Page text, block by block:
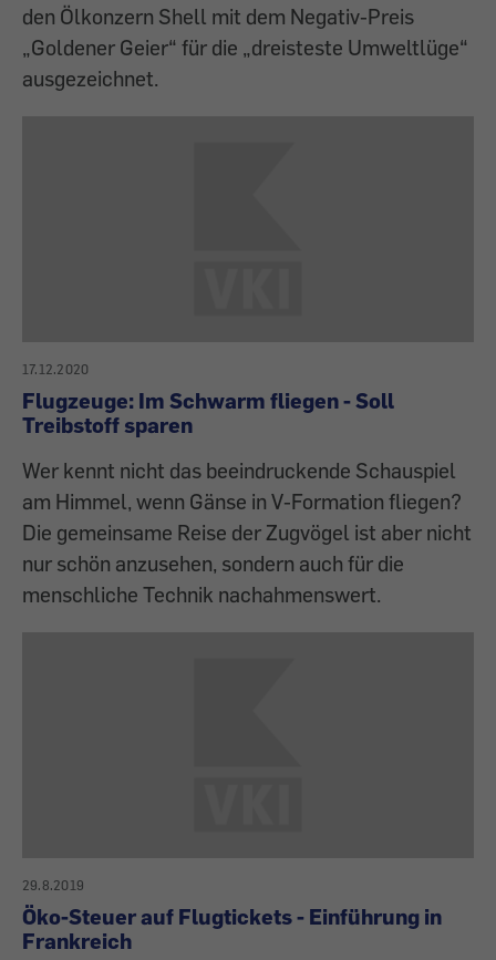
den Ölkonzern Shell mit dem Negativ-Preis
„Goldener Geier“ für die „dreisteste Umweltlüge“
ausgezeichnet.
17.12.2020
Flugzeuge: Im Schwarm fliegen - Soll
Treibstoff sparen
Wer kennt nicht das beeindruckende Schauspiel
am Himmel, wenn Gänse in V-Formation fliegen?
Die gemeinsame Reise der Zugvögel ist aber nicht
nur schön anzusehen, sondern auch für die
menschliche Technik nachahmenswert.
29.8.2019
Öko-Steuer auf Flugtickets - Einführung in
Frankreich